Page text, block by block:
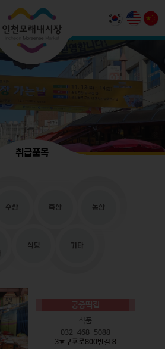
취급품목
수산 축산 농산
식당 기타
궁중떡집
식품
032-468-5088
3호구포로800번길 8